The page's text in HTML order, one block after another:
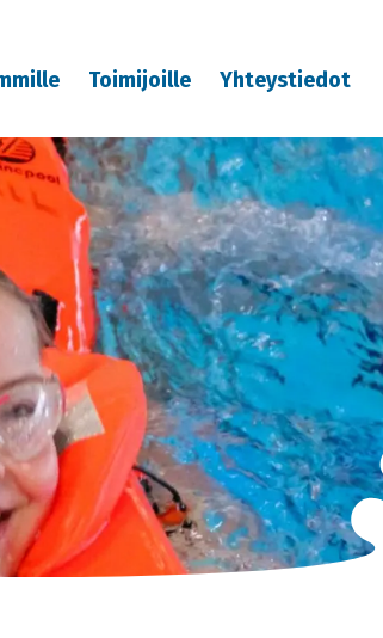
Toimijoille Yhteystiedot